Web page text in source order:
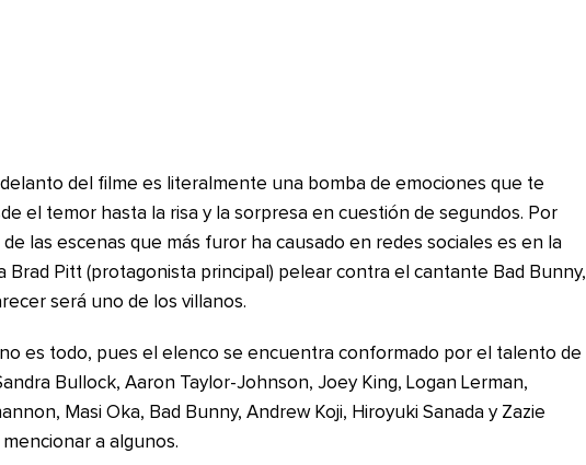
del filme es literalmente una bomba de emociones que te
el temor hasta la risa y la sorpresa en cuestión de segundos. Por
las escenas que más furor ha causado en redes sociales es en la
Brad Pitt (protagonista principal) pelear contra el cantante Bad Bunny,
será uno de los villanos.
es todo, pues el elenco se encuentra conformado por el talento de
Bullock, Aaron Taylor-Johnson, Joey King, Logan Lerman,
Masi Oka, Bad Bunny, Andrew Koji, Hiroyuki Sanada y Zazie
a algunos.